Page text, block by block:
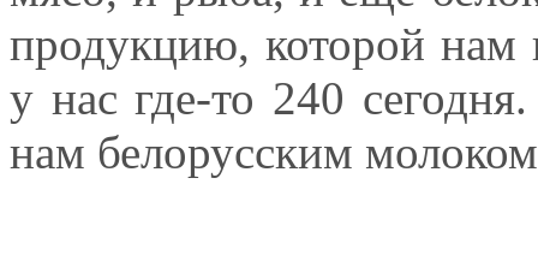
продукцию, которой
у нас где-то 240
нам белорусским